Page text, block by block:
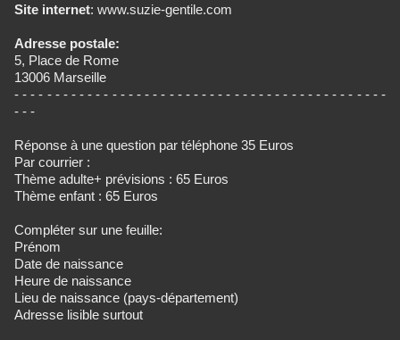
Site internet: www.suzie-gentile.com
Adresse postale:
5, Place de Rome
13006 Marseille
- - - - - - - - - - - - - - - - - - - - - - - - - - - - - - - - - - - - - - - - - - - - - -
- - -
Réponse à une question par téléphone 35 Euros
Par courrier :
Thème adulte+ prévisions : 65 Euros
Thème enfant : 65 Euros
Compléter sur une feuille:
Prénom
Date de naissance
Heure de naissance
Lieu de naissance (pays-département)
Adresse lisible surtout